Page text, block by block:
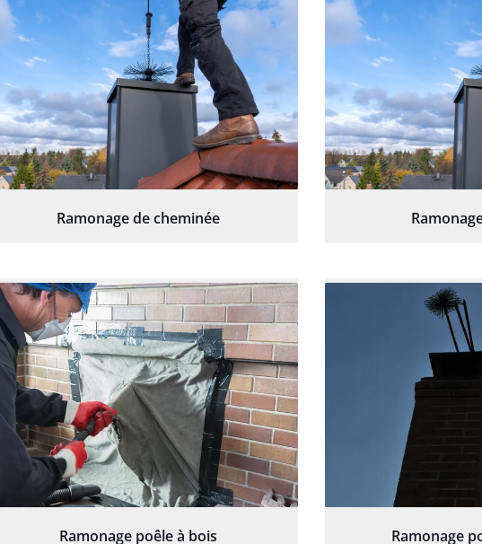
Ramonage de cheminée
Ramonage poêle à bois Ramonage